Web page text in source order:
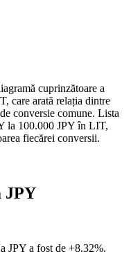
cuprinzătoare a
care arată relația dintre
conversie comune. Lista
la 100.000 JPY în LIT,
fiecărei conversii.
JPY
JPY a fost de +8.32%.